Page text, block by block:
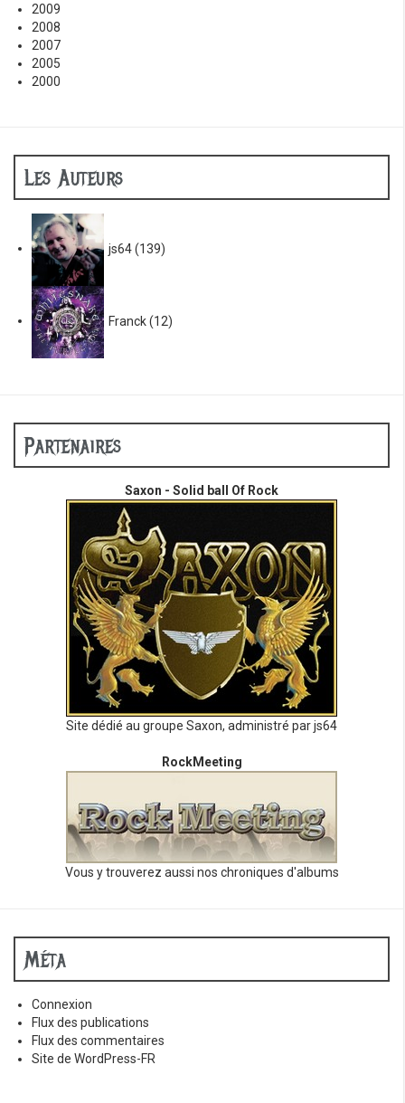
2009
2008
2007
2005
2000
Les Auteurs
js64(139)
Franck(12)
Partenaires
Saxon - Solid ball Of Rock
Site dédié au groupe Saxon, administré par js64
RockMeeting
Vous y trouverez aussi nos chroniques d'albums
Méta
Connexion
Flux des publications
Flux des commentaires
Site de WordPress-FR